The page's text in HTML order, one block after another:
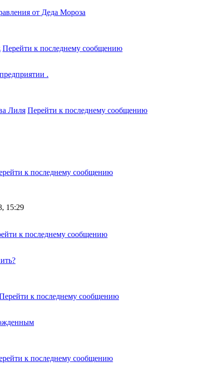
от Деда Мороза
Перейти к последнему сообщению
.
Лиля Перейти к последнему сообщению
к последнему сообщению
15:29
к последнему сообщению
к последнему сообщению
к последнему сообщению